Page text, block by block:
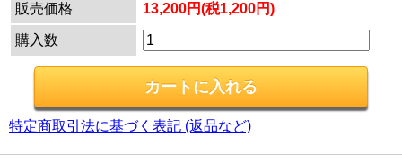
販売価格
13,200円(税1,200円)
購入数
特定商取引法に基づく表記 (返品など)